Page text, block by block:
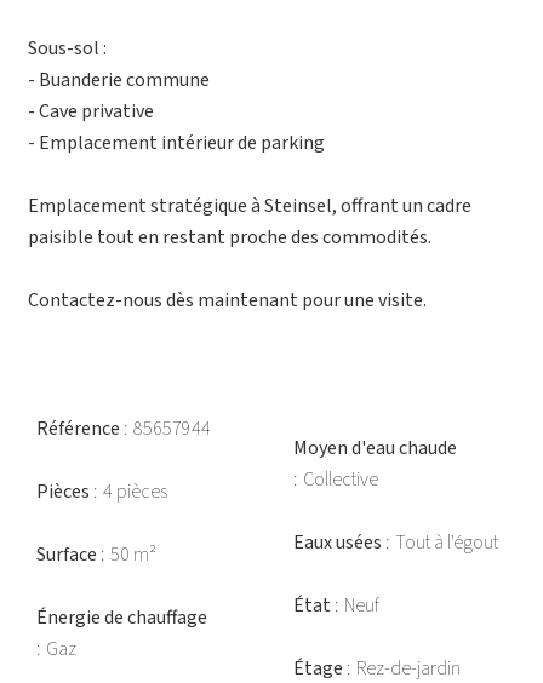
Sous-sol :
- Buanderie commune
- Cave privative
- Emplacement intérieur de parking
Emplacement stratégique à Steinsel, offrant un cadre
paisible tout en restant proche des commodités.
Contactez-nous dès maintenant pour une visite.
Référence 85657944
Pièces 4 pièces
Surface 50 m²
Énergie de chauffage
Gaz
Moyen d'eau chaude
Collective
Eaux usées Tout à l'égout
État Neuf
Étage Rez-de-jardin